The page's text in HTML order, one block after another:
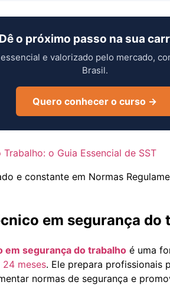
Dê o próximo passo na sua
e valorizado pelo mercado,
Brasil.
Quero conhecer o curso →
Trabalho: o Guia Essencial de SST
em segurança do
em segurança do trabalho é uma
24 meses. Ele prepara profissionais
normas de segurança e